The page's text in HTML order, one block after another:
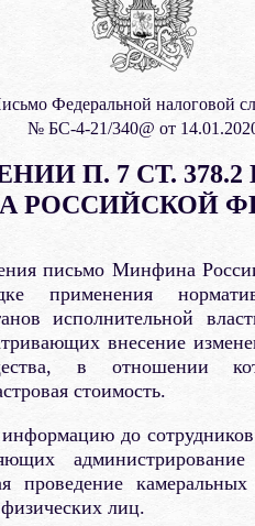
Федеральной налоговой
№ БС-4-21/340@ от
П. 7 СТ.
РОССИЙСКОЙ
письмо Минфина
применения
исполнительной
внесение
в отношении
стоимость.
до
проведение
лиц.